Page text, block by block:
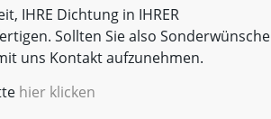
IHRE Dichtung in IHRER
Sollten Sie also Sonderwünsche
uns Kontakt aufzunehmen.
hier klicken